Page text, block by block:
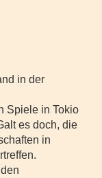
in der
Spiele in Tokio
es doch, die
in